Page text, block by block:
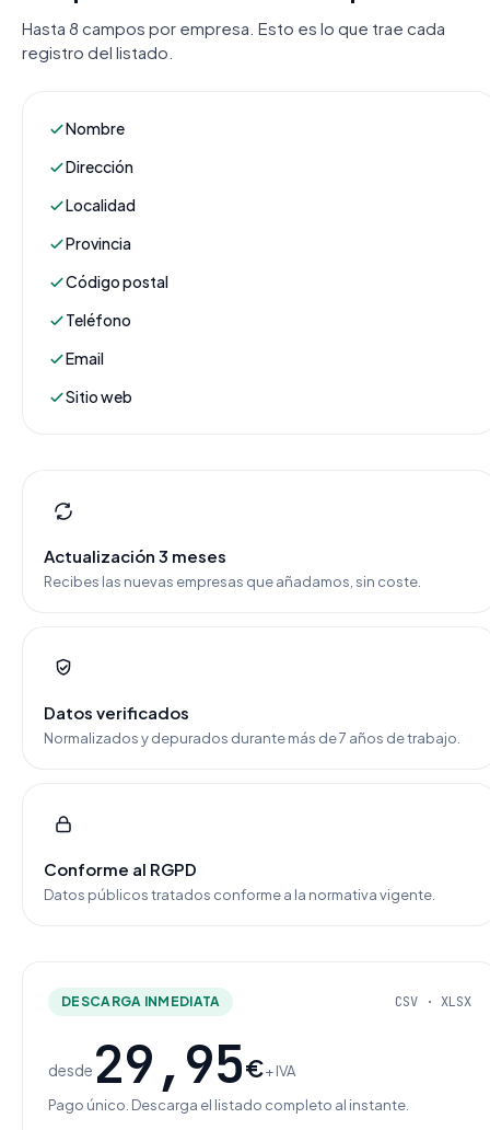
Hasta 8 campos por empresa. Esto es lo que trae cada
registro del listado.
Nombre
Dirección
Localidad
Provincia
Código postal
Teléfono
Email
Sitio web
Actualización 3 meses
Recibes las nuevas empresas que añadamos, sin coste.
Datos verificados
Normalizados y depurados durante más de 7 años de trabajo.
Conforme al RGPD
Datos públicos tratados conforme a la normativa vigente.
DESCARGA INMEDIATA CSV · XLSX
desde 29,95€+ IVA
Pago único. Descarga el listado completo al instante.